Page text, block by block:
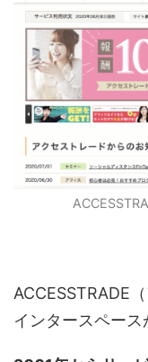
ACCESSTRADE
インタースペース